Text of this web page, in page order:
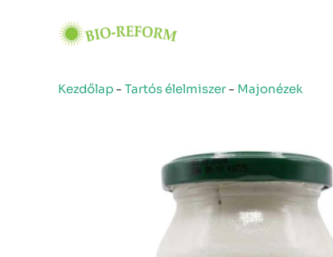
Kezdőlap - Tartós élelmiszer - Majonézek